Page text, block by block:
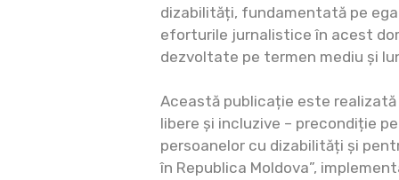
dizabilități, fundamentată pe
eforturile jurnalistice în acest
dezvoltate pe termen mediu și
Această publicație este
libere și incluzive – precondiție
persoanelor cu dizabilități și
în Republica Moldova”,